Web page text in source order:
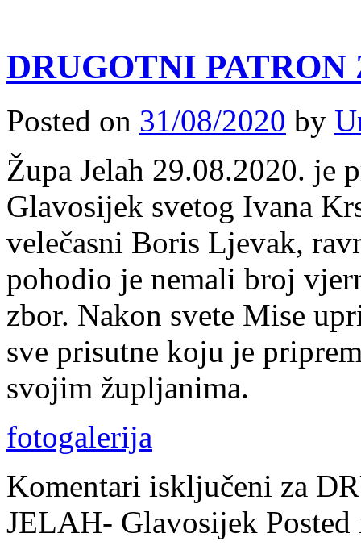
DRUGOTNI
Posted on 31/08/2020 by
Župa Jelah 29.08.2020. je
Glavosijek svetog Ivana
velečasni Boris Ljevak,
pohodio je nemali broj
zbor. Nakon svete Mise
sve prisutne koju je
svojim župljanima.
fotogalerija
Komentari isključeni za
JELAH- Glavosijek